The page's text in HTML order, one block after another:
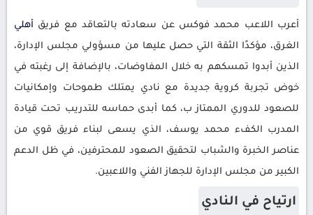
أعرب اللاعب محمد فوكس عن سعادته بالتعاقد مع فريق أهلي
الغرق، مؤكدًا الثقة التي حصل عليها من مسؤولي مجلس الإدارة،
الذين أبدوا تمسكهم به خلال المفاوضات، بالإضافة إلى رغبته في
خوض تجربة كروية جديدة مع نادي يمتلك طموحات وإمكانيات
للصعود للدوري الممتاز ب، كما أبدى حماسه للتدريب تحت قيادة
المدرب الكفء محمد يوسف، الذي يسعى لبناء فريق قوي من
عناصر الخبرة والشباب لتحقيق الصعود للمحترفين، في ظل الدعم
الكبير من مجلس الإدارة للجهاز الفني واللاعبين.
ارتياح في النادي